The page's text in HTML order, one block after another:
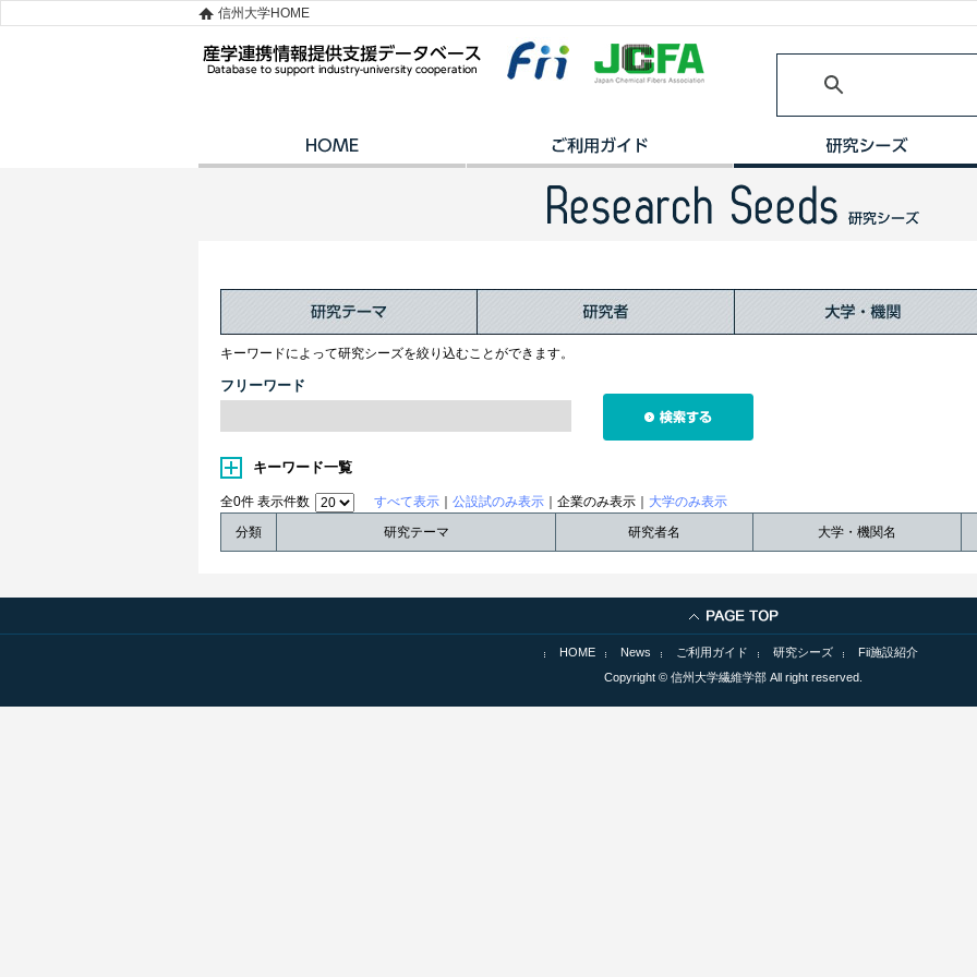
信州大学HOME
キーワードによって研究シーズを絞り込むことができます。
フリーワード
キーワード一覧
全0件 表示件数 すべて表示 公設試のみ表示 ｜企業のみ表示｜ 大学のみ表示
分類
研究テーマ 研究者名 大学・機関名
HOME News ご利用ガイド 研究シーズ
Fii施設紹介
Copyright © 信州大学繊維学部 All right reserved.